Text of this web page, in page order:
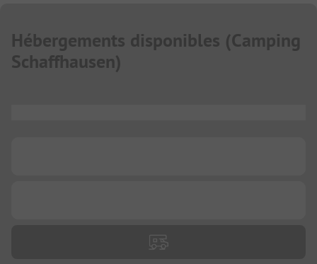
Hébergements disponibles (Camping
Schaffhausen)